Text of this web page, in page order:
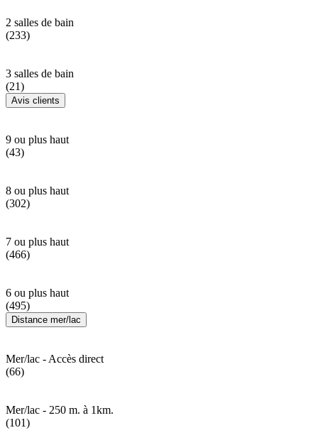
2 salles de bain
(233)
3 salles de bain
(21)
Avis clients
9 ou plus haut
(43)
8 ou plus haut
(302)
7 ou plus haut
(466)
6 ou plus haut
(495)
Distance mer/lac
Mer/lac - Accès direct
(66)
Mer/lac - 250 m. à 1km.
(101)